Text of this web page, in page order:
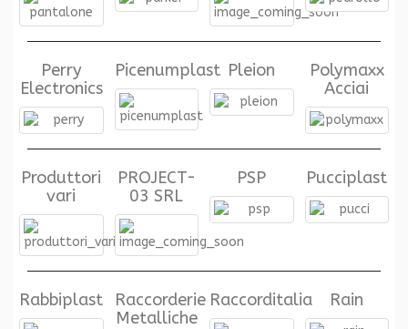
Perry
Electronics
Picenumplast Pleion
Polymaxx
Acciai
Produttori
vari
PROJECT-
03 SRL
PSP Pucciplast
Rabbiplast
Raccorderie
Metalliche
Raccorditalia Rain